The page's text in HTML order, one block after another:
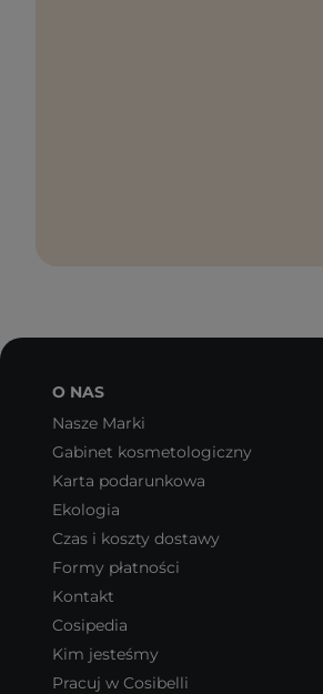
O NAS
Nasze Marki
Gabinet kosmetologiczny
Karta podarunkowa
Ekologia
Czas i koszty dostawy
Formy płatności
Kontakt
Cosipedia
Kim jesteśmy
Pracuj w Cosibelli